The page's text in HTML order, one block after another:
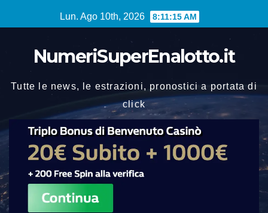
al
Lun. Ago 10th, 2026 8:11:16 AM
NumeriSuperEnalotto.it
Tutte le news, le estrazioni, pronostici a portata di
click